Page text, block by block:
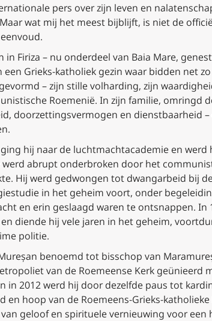
pers over zijn leven en
wat mij het meest bijblijft, is niet de
Firiza – nu onderdeel van Baia Mare,
Grieks-katholiek gezin waar bidden net
– zijn stille volharding, zijn
Roemenië. In zijn familie, omringd
doorzettingsvermogen en dienstbaarheid
hij naar de luchtmachtacademie en
abrupt onderbroken door het
Hij werd gedwongen tot dwangarbeid bij
in het geheim voort, onder
en erin geslaagd waren te ontsnappen.
diende hij vele jaren in het geheim,
politie.
benoemd tot bisschop van
van de Roemeense Kerk geünieerd
in 2012 werd hij door dezelfde paus tot
hoop van de Roemeens-Grieks-
geloof en spirituele vernieuwing voor een